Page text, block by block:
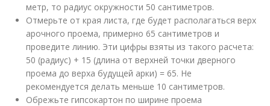
метр, то радиус окружности 50 сантиметров.
Отмерьте от края листа, где будет располагаться верх
арочного проема, примерно 65 сантиметров и
проведите линию. Эти цифры взяты из такого расчета:
50 (радиус) + 15 (длина от верхней точки дверного
проема до верха будущей арки) = 65. Не
рекомендуется делать меньше 10 сантиметров.
Обрежьте гипсокартон по ширине проема